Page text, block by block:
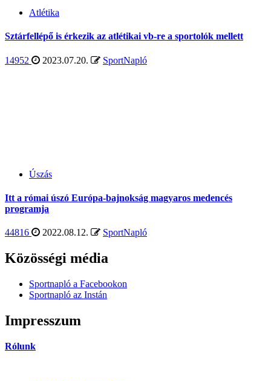
Atlétika
Sztárfellépő is érkezik az atlétikai vb-re a sportolók mellett
14952 2023.07.20. SportNapló
Úszás
Itt a római úszó Európa-bajnokság magyaros medencés
programja
44816 2022.08.12. SportNapló
Közösségi média
Sportnapló a Facebookon
Sportnapló az Instán
Impresszum
Rólunk